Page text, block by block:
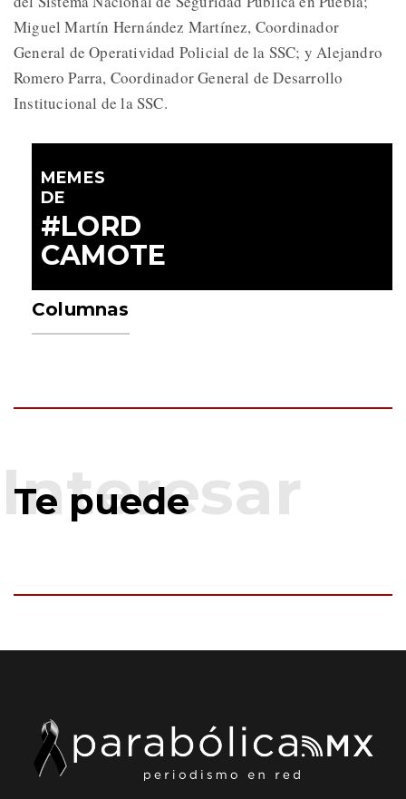
Miguel Martín Hernández Martínez, Coordinador
General de Operatividad Policial de la SSC; y Alejandro
Romero Parra, Coordinador General de Desarrollo
Institucional de la SSC.
MEMES
DE
#LORD
CAMOTE
Columnas
Te puede